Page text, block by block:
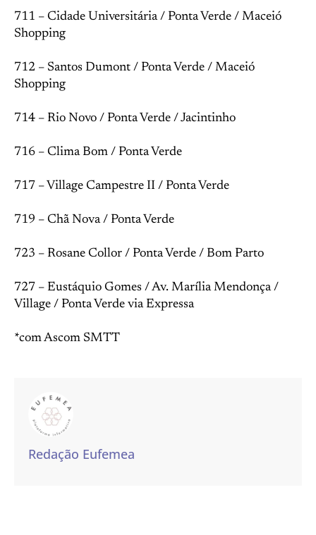
711 – Cidade Universitária / Ponta Verde / Maceió
Shopping
712 – Santos Dumont / Ponta Verde / Maceió
Shopping
714 – Rio Novo / Ponta Verde / Jacintinho
716 – Clima Bom / Ponta Verde
717 – Village Campestre II / Ponta Verde
719 – Chã Nova / Ponta Verde
723 – Rosane Collor / Ponta Verde / Bom Parto
727 – Eustáquio Gomes / Av. Marília Mendonça /
Village / Ponta Verde via Expressa
*com Ascom SMTT
Redação Eufemea